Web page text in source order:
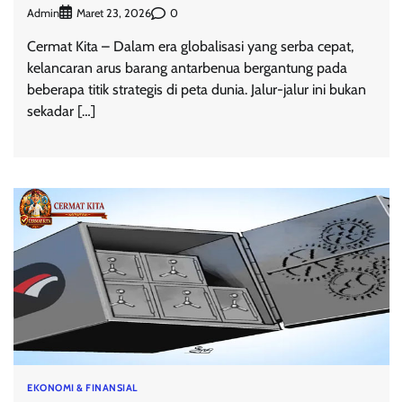
Admin Maret 23, 2026 0
Cermat Kita – Dalam era globalisasi yang serba cepat,
kelancaran arus barang antarbenua bergantung pada
beberapa titik strategis di peta dunia. Jalur-jalur ini bukan
sekadar […]
EKONOMI & FINANSIAL